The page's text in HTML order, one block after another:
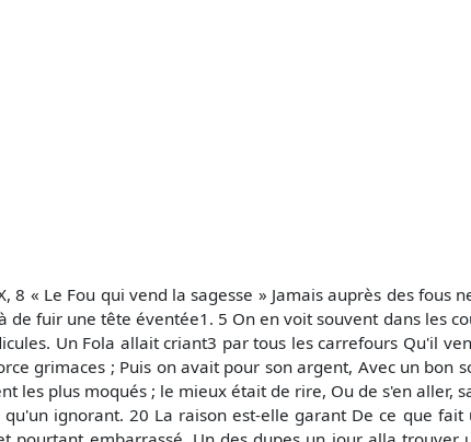
8 « Le Fou qui vend la sagesse » Jamais auprès des
de fuir une tête éventée1. 5 On en voit souvent dans les
Un Fola allait criant3 par tous les carrefours Qu'il
grimaces ; Puis on avait pour son argent, Avec un bon
les plus moqués ; le mieux était de rire, Ou de s'en aller,
ignorant. 20 La raison est-elle garant De ce que